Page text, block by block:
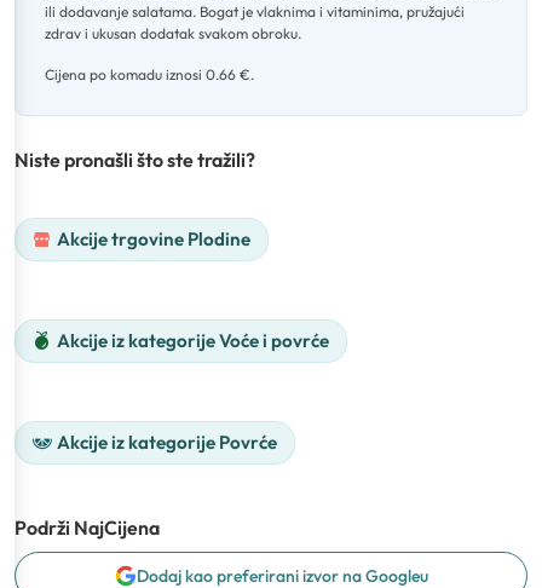
ili dodavanje salatama. Bogat je vlaknima i vitaminima, pružajući
zdrav i ukusan dodatak svakom obroku.
Cijena po komadu iznosi 0.66 €.
Niste pronašli što ste tražili?
Akcije trgovine Plodine
Akcije iz kategorije Voće i povrće
Akcije iz kategorije Povrće
Podrži NajCijena
Dodaj kao preferirani izvor na Googleu